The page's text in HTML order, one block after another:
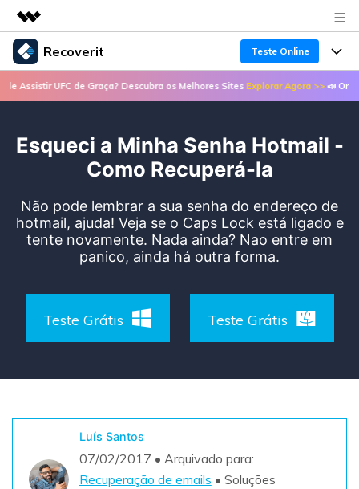
Produtos em destaque
Criatividade digital com IA generativa
Negócios
Visão geral
Soluções
Sobre nós
Sala de imprensa
Loja
Suporte
Recoverit Teste Online
Recoverit para Windows
Uma ferramenta líder de recuperação de dados
Teste Grátis
Recoverit para Mac
Recupere dados ilimitados do sistema Mac
Recoverit Grátis
Recupere dados perdidos/excluídos gratuitamente
Recursos
Recuperar arquivos de mídia
Recuperar arquivos de documentos
Recuperação de dispositivos
Soluções de arquivos
Soluções para computadores
Soluções de backup
Porque Recoverit
Histórias de usuários
Entrar
Teste Online
UFC de Graça? Descubra os Melhores SitesExplorar Agora >> 📣 Onde
Esqueci a Minha Senha Hotmail -
Como Recuperá-la
Não pode lembrar a sua senha do endereço de
hotmail, ajuda! Veja se o Caps Lock está ligado e
tente novamente. Nada ainda? Nao entre em
panico, ainda há outra forma.
Teste Grátis Teste Grátis
Luís Santos
07/02/2017 • Arquivado para:
Recuperação de emails • Soluções